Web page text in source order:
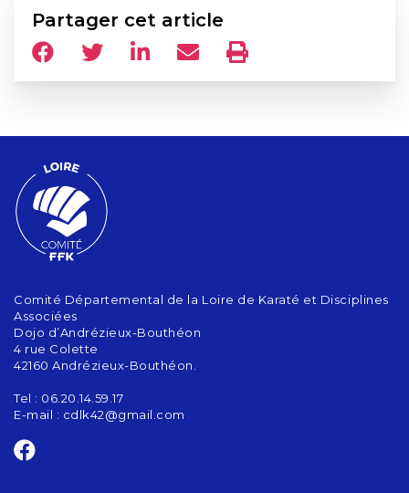
Partager cet article
Comité Départemental de la Loire de Karaté et Disciplines
Associées
Dojo d’Andrézieux-Bouthéon
4 rue Colette
42160 Andrézieux-Bouthéon.
Tel : 06.20.14.59.17
E-mail : cdlk42@gmail.com